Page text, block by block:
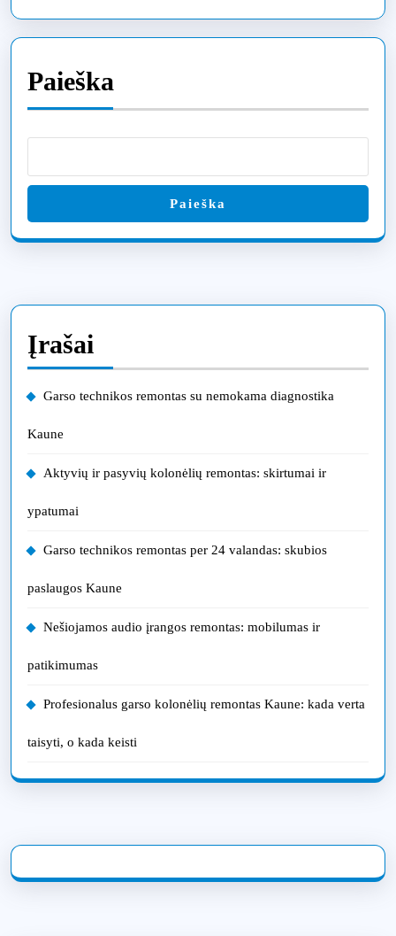
Paieška
Paieška
Įrašai
Garso technikos remontas su nemokama diagnostika
Kaune
Aktyvių ir pasyvių kolonėlių remontas: skirtumai ir
ypatumai
Garso technikos remontas per 24 valandas: skubios
paslaugos Kaune
Nešiojamos audio įrangos remontas: mobilumas ir
patikimumas
Profesionalus garso kolonėlių remontas Kaune: kada verta
taisyti, o kada keisti